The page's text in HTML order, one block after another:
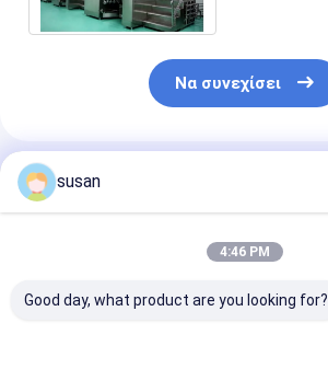
Να συνεχίσει
Συνιστώμενα Προϊόντα
susan
4:46 PM
Good day, what product are you looking for?